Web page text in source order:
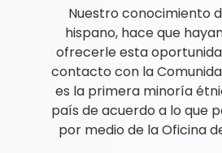
Nuestro conocimiento
hispano, hace que
ofrecerle esta
contacto con la
es la primera minoría
país de acuerdo a lo que
por medio de la Oficina